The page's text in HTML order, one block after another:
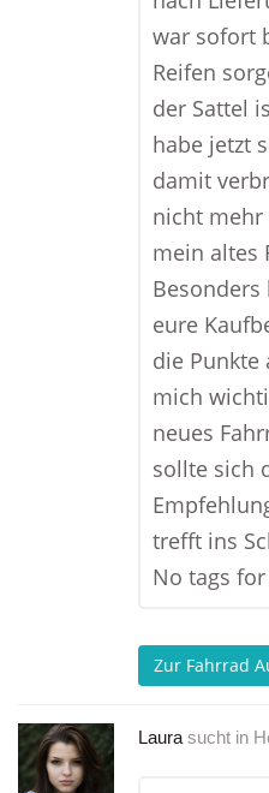
war sofort
Reifen
der Sattel
habe jetzt
damit
nicht mehr
mein altes
eure
die Punkte
mich
neues
sollte sich
trefft ins
No tags
Zur Fahrrad
Laura sucht in